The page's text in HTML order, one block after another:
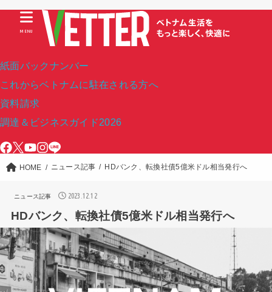
紙面バックナンバー
これからベトナムに駐在される方へ
資料請求
調達＆ビジネスガイド2026
MENU
HOME ニュース記事 HDバンク、転換社債5億米ドル相当発行へ
ニュース記事 2023.12.12
HDバンク、転換社債5億米ドル相当発行へ